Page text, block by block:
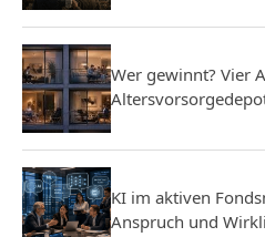
Wer gewinnt? Vier
KI im aktiven
Anspruch und